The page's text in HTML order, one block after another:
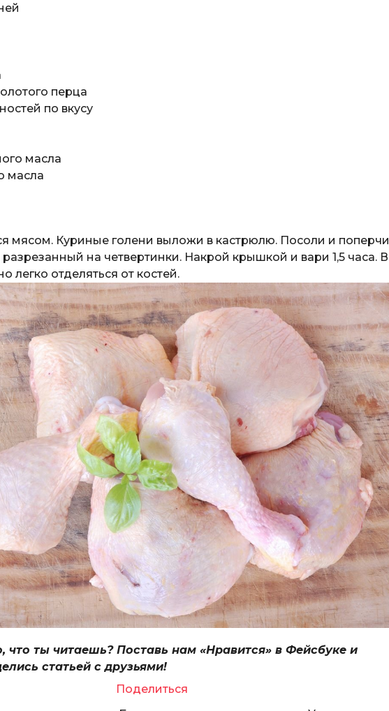
перца
по вкусу
масла
масла
мясом. Куриные голени выложи в кастрюлю. Посоли и поперчи
на четвертинки. Накрой крышкой и вари 1,5 часа. В
легко отделяться от костей.
что ты читаешь? Поставь нам «Нравится» в Фейсбуке и
статьей с друзьями!
Поделиться